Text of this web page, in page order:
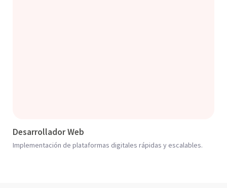
Desarrollador Web
Implementación de plataformas digitales rápidas y escalables.